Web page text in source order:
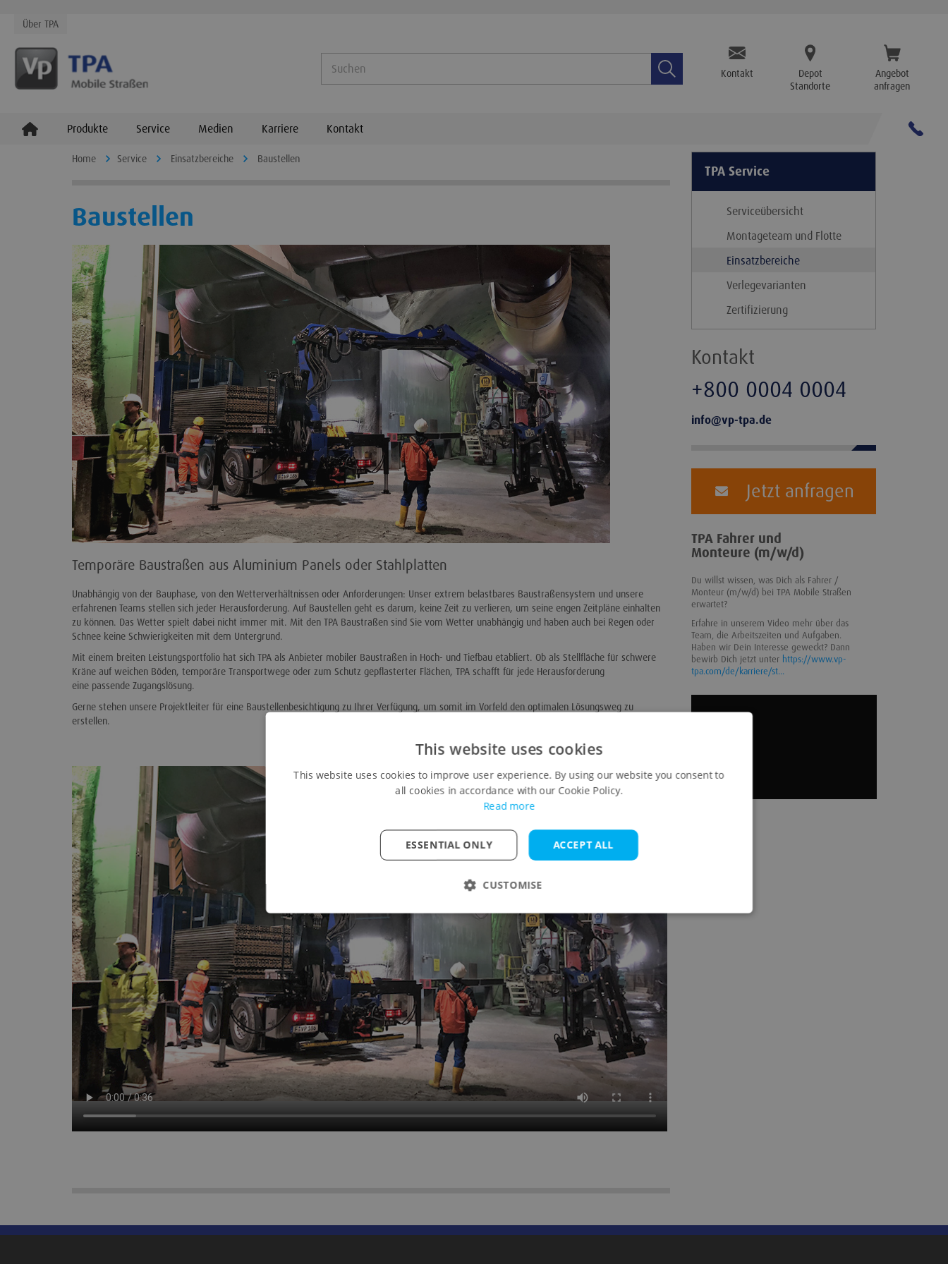
TPA.SearchKontakt
Depot
Standorte
Angebot
anfragen
Über TPA
Produkte Service Medien Karriere Kontakt
Home Service Einsatzbereiche Baustellen
Baustellen
Temporäre Baustraßen aus Aluminium Panels oder Stahlplatten
Unabhängig von der Bauphase, von den Wetterverhältnissen oder Anforderungen: Unser extrem belastbares Baustraßensystem und unsere
erfahrenen Teams stellen sich jeder Herausforderung. Auf Baustellen geht es darum, keine Zeit zu verlieren, um seine engen Zeitpläne einhalten
zu können. Das Wetter spielt dabei nicht immer mit. Mit den TPA Baustraßen sind Sie vom Wetter unabhängig und haben auch bei Regen oder
Schnee keine Schwierigkeiten mit dem Untergrund.
Mit einem breiten Leistungsportfolio hat sich TPA als Anbieter mobiler Baustraßen in Hoch- und Tiefbau etabliert. Ob als Stellfläche für schwere
Kräne auf weichen Böden, temporäre Transportwege oder zum Schutz gepflasterter Flächen, TPA schafft für jede Herausforderung
eine passende Zugangslösung.
Gerne stehen unsere Projektleiter für eine Baustellenbesichtigung zu Ihrer Verfügung, um somit im Vorfeld den optimalen Lösungsweg zu
erstellen.
TPA Service
Serviceübersicht
Montageteam und Flotte
Einsatzbereiche
Verlegevarianten
Zertifizierung
Kontakt
+800 0004 0004
info@vp-tpa.de
Jetzt anfragen
TPA Fahrer und
Monteure (m/w/d)
Du willst wissen, was Dich als Fahrer /
Monteur (m/w/d) bei TPA Mobile Straßen
erwartet?
Erfahre in unserem Video mehr über das
Team, die Arbeitszeiten und Aufgaben.
Haben wir Dein Interesse geweckt? Dann
bewirb Dich jetzt unter https://www.vp-
tpa.com/de/karriere/st...
This website uses cookies
This website uses cookies to improve user experience. By using our website you consent to
all cookies in accordance with our Cookie Policy.
Read more
ACCEPT ALL
ESSENTIAL ONLY
CUSTOMISE